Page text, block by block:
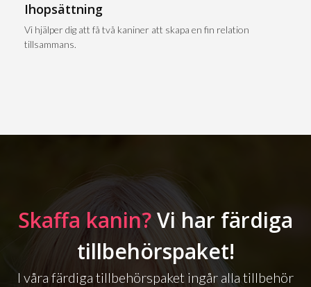
Ihopsättning
Vi hjälper dig att få två kaniner att skapa en fin relation
tillsammans.
Skaffa kanin?Vi har färdiga
tillbehörspaket!
I våra färdiga tillbehörspaket ingår alla tillbehör